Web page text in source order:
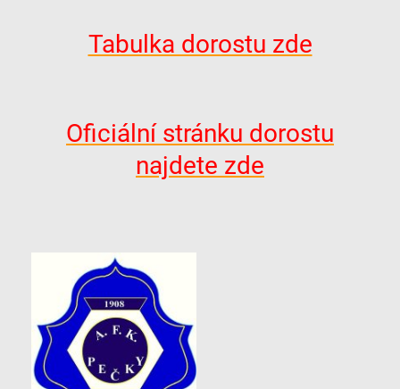
Tabulka dorostu zde
Oficiální stránku dorostu
najdete zde